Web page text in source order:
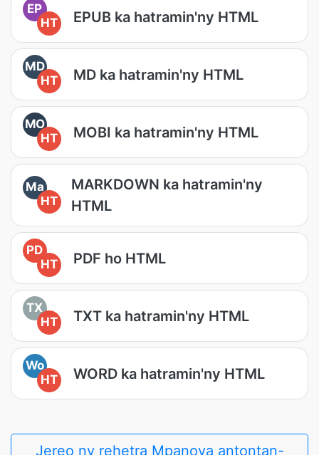
EP
HT
EPUB ka hatramin'ny HTML
MD
HT
MD ka hatramin'ny HTML
MO
HT
MOBI ka hatramin'ny HTML
Ma
HT
MARKDOWN ka hatramin'ny
HTML
PD
HT
PDF ho HTML
TX
HT
TXT ka hatramin'ny HTML
Wo
HT
WORD ka hatramin'ny HTML
Jereo ny rehetra Mpanova antontan-